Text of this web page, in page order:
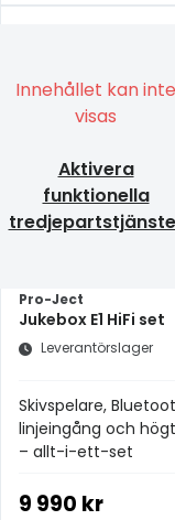
Innehållet kan inte
visas
Aktivera
funktionella
Pro-Ject
Jukebox E1 HiFi set
Leverantörslager
Skivspelare,
linjeingång och
– allt-i-ett-set
9 990 kr